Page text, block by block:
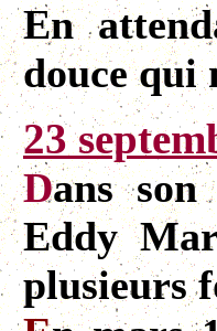
En
douce qui
23
Dans
Eddy
plusieurs